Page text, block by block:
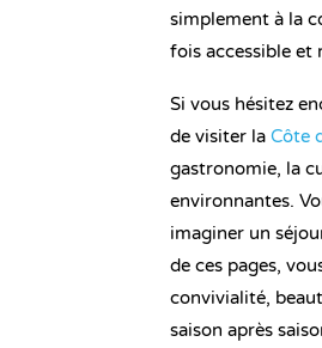
simplement à la
fois accessible et
Si vous hésitez
de visiter la Côte
gastronomie, la
environnantes.
imaginer un
de ces pages,
convivialité,
saison après